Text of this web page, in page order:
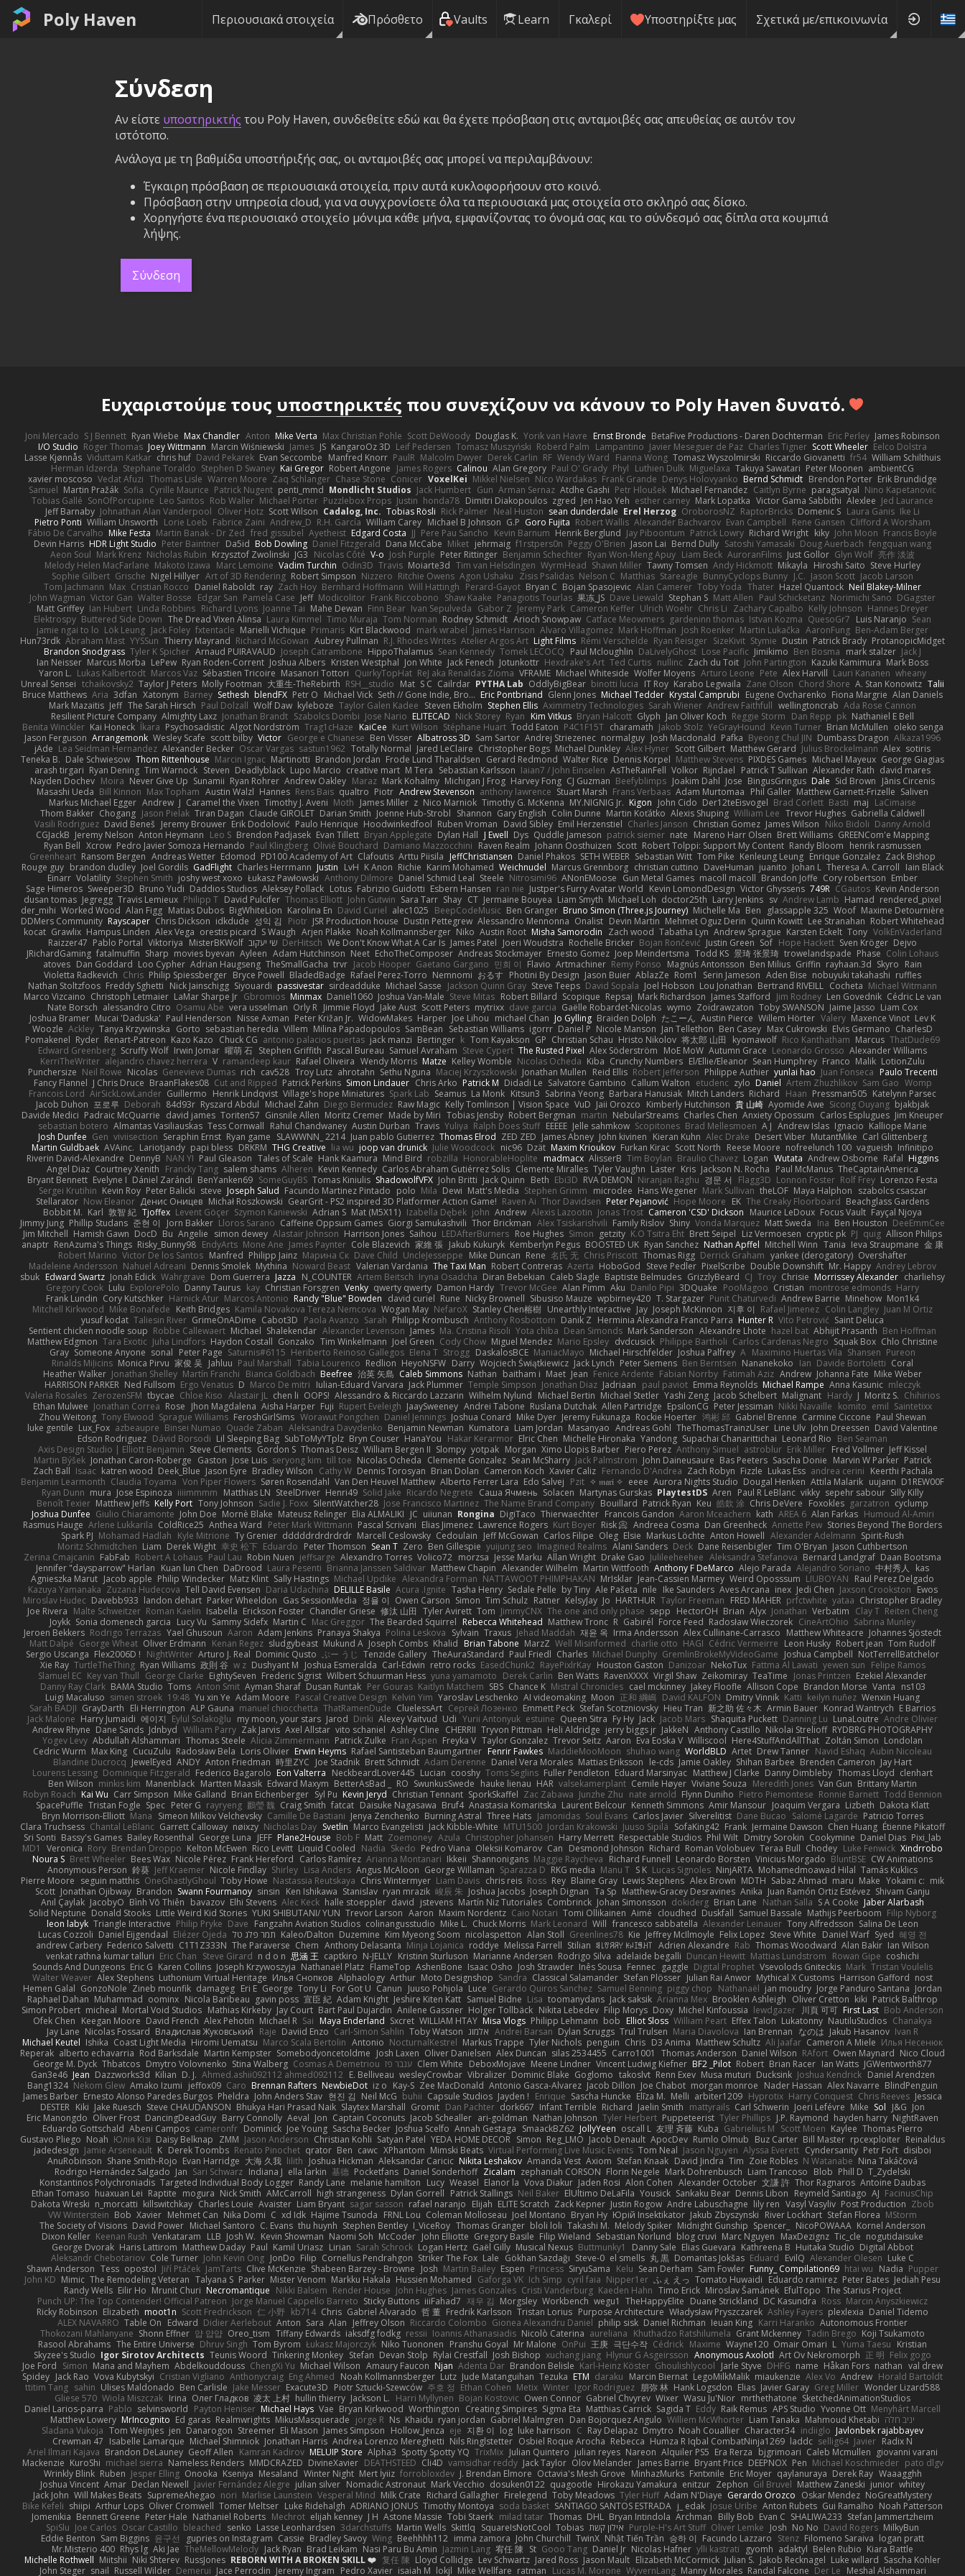
Poly Haven Περιουσιακά στοιχεία Πρόσθετο Vaults Learn Γκαλερί Υποστηρίξτε μας Σχετικά με/επικοινωνία
Σύνδεση
Αν είστε υποστηρικτής του Poly Haven, συνδεθείτε εδώ και θα έχετε πρόσβαση στις ανταμοιβές σας απευθείας σε αυτόν τον
ιστότοπο.
Ανάλογα με τη βαθμίδα υποστήριξής σας, οι ανταμοιβές σας μπορεί να περιλαμβάνουν:
Έγκαιρη πρόσβαση σε περιουσιακά στοιχεία, πριν αυτά κυκλοφορήσουν στο κοινό.
Πρόσβαση στην υπηρεσία cloud, για να συγχρονίσετε όλα τα περιουσιακά μας στοιχεία στο σκληρό σας δίσκο.
Χορηγήστε ένα περιουσιακό στοιχείο μόνιμα κάθε μήνα, εμφανίζοντας το όνομά σας και το σύνδεσμό σας δίπλα στα κουμπιά
λήψης.
Σύνδεση
Ευχαριστούμε τους υποστηρικτές που συνεχίζουν να κάνουν το Poly Haven δυνατό.
Joni Mercado S J Bennett Ryan Wiebe Max Chandler Anton Mike Verta Max Christian Pohle Scott DeWoody Douglas K. Yorik van Havre Ernst Bronde BetaFive Productions - Daren Dochterman Eric Perley James Robinson
I/O Studio Roger Thomas Joey Wittmann Marcin Wiśniewski James JS KangaroOz 3D Leif Pedersen Tomasz Muszyński Roberd Palm Lampantino Javier Meseguer de Paz Charles Tigner Scott Wheeler Eelco Dolstra
Lasse Kjønnås Viduttam Katkar chris huf David Pekarek Evan Seccombe Manfred Knorr PaulR Malcolm Dwyer Derek Carlin RF Wendy Ward Fianna Wong Tomasz Wyszolmirski Riccardo Giovanetti fr54 William Schilthuis
Herman Idzerda Stephane Toraldo Stephen D Swaney Kai Gregor Robert Angone James Rogers Calinou Alan Gregory Paul O' Grady Phyl Luthien Dulk Miguelaxa Takuya Sawatari Peter Moonen ambientCG
xavier moscoso Vedat Afuzi Thomas Lisle Warren Moore Zaq Schlanger Chase Stone Conicer VoxelKei Mikkel Nielsen Nico Wardakas Frank Grande Denys Holovyanko Bernd Schmidt Brendon Porter Erik Brundidge
Samuel Martin Pražák Sofia Cyrille Maurice Patrick Nugent penti_mmd Mondlicht Studios Jack Humbert Gun Arman Sernaz Atdhe Gashi Petr Hloušek Michael Fernandez Caitlyn Byrne paragsatyal Nino Kapetanovic
Tobias Gallé SonOfPorcupine Leo Santos Rob Waller Michael Porter Puzzlebox Props Justin honda78 Dimitri Diakopoulos zgred Jen Hao Yeh esther carney Mark Lopatka Victor Gama Sabbithi Alexlee Jed Laurance
Jeff Barnaby Johnathan Alan Vanderpool Oliver Hotz Scott Wilson Cadalog, Inc. Tobias Rösli Rick Palmer Neal Huston sean dunderdale Erel Herzog OroborosNZ RaptorBricks Domenic S Laura Ganis Ike Li
Pietro Ponti William Unsworth Lorie Loeb Fabrice Zaini Andrew_D R.H. García William Carey Michael B Johnson G.P Goro Fujita Robert Wallis Alexander Bachvarov Evan Campbell Rene Gansen Clifford A Worsham
Fábio De Carvalho Mike Festa Martin Banak - Dr Zed fred gissubel Ayetheist Edgard Costa JJ Pere Pau Sancho Kevin Barnum Henrik Berglund Jay Piboontum Patrick Lowry Richard Wright kiky John Moon Francis Boyle
Devin Harris HDR Light Studio Peter Baintner Da5id Bob Dowling Daniel Fitzgerald Dana McCabe Miket jehrmaig f1rstpers0n Peggy O'Brien Jason Lai Bernd Dully Satoshi Yamasaki Doug Auerbach fengquan wang
Aeon Soul Mark Krenz Nicholas Rubin Krzysztof Zwolinski JG3 Nicolas Côté V-o Josh Purple Peter Rittinger Benjamin Schechter Ryan Won-Meng Apuy Liam Beck AuroranFilms Just Gollor Glyn Wolf 亮作 淡波
Melody Helen MacFarlane Makoto Izawa Marc Lemoine Vadim Turchin Odin3D Travis Moiarte3d Tim van Helsdingen WyrmHead Shawn Miller Tawny Tomsen Andy Hickmott Mikayla Hiroshi Saito Steve Hurley
Sophie Gilbert Grische Nigel Hillyer Art of 3D Rendering Robert Simpson Nizzero Ritchie Owens Agon Ushaku Zisis Psalidas Nelson C Matthias Stareagle BunnyCyclops Bunny J.C. Jason Scott Jacob Larson
Tom Jachmann Max Cristian Rocco Daniel Raboldt ray Zach Hoy Bernhard Hoffmann Will Hattingh Perard-Gayot Bryan C Bojan Spasojevic Alan Camerer Toby Yoda Thater Hazel Quantock Neil Blakey-Milner
John Wagman Victor Gan Walter Bosse Edgar San Pamela Case Jeff Modicolitor Frank Riccobono Shaw Kaake Panagiotis Tourlas 果冻_JS Dave Liewald Stephan S Matt Allen Paul Schicketanz Norimichi Sano DGagster
Matt Griffey Ian Hubert Linda Robbins Richard Lyons Joanne Tai Mahe Dewan Finn Bear Ivan Sepulveda Gabor Z Jeremy Park Cameron Keffer Ulrich Woehr Chris Li Zachary Capalbo Kelly Johnson Hannes Dreyer
Elektrospy Buttered Side Down The Dread Vixen Alinsa Laura Kimmel Timo Muraja Tom Norman Rodney Schmidt Arioch Snowpaw Catface Meowmers gardeninn thomas Istvan Kozma QuesoGr7 Luis Naranjo Sean
jamie ngai to lo Lök Leung Jack Foley fxtentacle Marielli Vichique Primaris Kirt Blackwood mark wrabel James Harrison Alvaro Villagomez Mark Hoffman Josh Roenker Martin Lukačka AaronFung Ben-Adam Berger
Hun73rdk Abraham Mast YYSSun Thierry Mayrand Richard McGowan Aubrey Pullman R.J. Rhodes Writes Atelier Argos Art Light Films Rémi Verschelde Ryan Reisiger SizeKivit Stymie Dustin Patrick Brady ProtanopicMidget
Brandon Snodgrass Tyler K Spicher Arnaud PUIRAVAUD Joseph Catrambone HippoThalamus Sean Kennedy Tomek LECOCQ Paul Mcloughlin DaLivelyGhost Lose Pacific Jimikimo Ben Bosma mark stalzer Jack J
Ian Neisser Marcus Morba LePew Ryan Roden-Corrent Joshua Albers Kristen Westphal Jon White Jack Fenech Jotunkottr Hexdrake's Art Ted Curtis nullinc Zach du Toit John Partington Kazuki Kamimura Mark Boss
Yaron L. Lukas Kalbertodt Marcos Vaz Sébastien Tricoire Masanori Tottori QuirkyTopHat ReJ aka Renaldas Zioma VFRAME Michael Whiteside Wolfer Moyens Arturo Leone Pete Alex Harvill Lauri Kananen wheany
Unreal Sensei tchaikovsky2 Taylor J Peters Molly Footman 大重生-TheRebirth RSH__studio Mat S C Cailrdar PYTHA Lab OddlyBigBear binotti lucia IT Roy Karabo Legwaila Zane Olson Chord Shore A. Stan Konowitz Talii
Bruce Matthews Aria 3dfan Xatonym Barney Sethesh blendFX Petr O Michael Vick Seth // Gone Indie, Bro... Eric Pontbriand Glenn Jones Michael Tedder Krystal Camprubi Eugene Ovcharenko Fiona Margrie Alan Daniels
Mark Mazaitis Jeff The Sarah Hirsch Paul Dolzall Wolf Daw kyleboze Taylor Galen Kadee Steven Ekholm Stephen Ellis Aximmetry Technologies Sarah Wiener Andrew Faithfull wellingtoncrab Ada Rose Cannon
Resilient Picture Company Almighty Laxz Jonathan Brandt Szabolcs Dombi Jose Nario ELITECAD Nick Storey Ryan Kim Vitkus Bryan Halcott Glyph Jan Oliver Koch Reggie Storm Dan Repp pk Nathaniel E Bell
Benita Winckler Kai Honeck Íkara Psychosadistic Algot Nordström Trag1cHaze KaiCee Kurt Wilson Stéphane Huart Todd Eaton P4C1F15T charamath Jakob Stolz YeGrayHound Kevin Turner Brian McMullen oleko senga
Jason Ferguson Arrangemonk Wesley Scafe scott bilby Victor George e Chianese Ben Visser Albatross 3D Sam Sartor Andrej Striezenec normalguy Josh Macdonald Pafka Byeong Chul JIN Dumbass Dragon Alkaza1996
jAde Lea Seidman Hernandez Alexander Becker Oscar Vargas sastun1962 Totally Normal Jared LeClaire Christopher Bogs Michael Dunkley Alex Hyner Scott Gilbert Matthew Gerard Julius Brockelmann Alex sotiris
Teneka B. Dale Schwiesow Thom Rittenhouse Marcin Ignac Martinotti Brandon Jordan Frode Lund Tharaldsen Gerard Redmond Walter Rice Dennis Korpel Matthew Stevens PIXDES Games Michael Mayeux George Giagias
arash tirgari Ryan Dening Tim Warnock Steven Deadlyblack Lupo Marcio creative mart M Tera Sebastian Karlsson Iaian7 / John Einselen AsTheRainFell Volkor Rijndael Patrick T Sullivan Alexander Rath david mares
Nayden Dochev Moira Never Give Up Sunamii Ryan Rohrer Andrew Oakley Maraz Mark Kohalmy Michigan J Frog Harvey Fong CJ Guzman Beefyblimps Joakim Dahl Jose BingusGringus Dale Sid Brown Jānis Circenis
Masashi Ueda Bill Kinnon Max Topham Austin Walzl Hannes Rens Bais qualtro Piotr Andrew Stevenson anthony lawrence Stuart Marsh Frans Verbaas Adam Murtomaa Phil Galler Matthew Garnett-Frizelle Saliven
Markus Michael Egger Andrew J Caramel the Vixen Timothy J. Aveni Moth James Miller z Nico Marniok Timothy G. McKenna MY.NIGNIG Jr. Kigon John Cido Der12teEisvogel Brad Corlett Basti maj LaCimaise
Thom Bakker Chogang Jason Pielak Tiran Dagan Claude GIROLET Darian Smith Joenne Hub-Strobl Shannon Gary English Colin Dunne Martin Koťátko Alexis Shuping William Lee Trevor Hughes Gabriella Caldwell
Vasili Rodriguez David Beneš Jeremy Brouwer Erik Dodolović Paulo Henrique Hoodwinkedfool Ruben Vroman David Sibley Emil Herzenstiel Charles Janson Christian Gomez James Wilson Niko Bidoli Danny Arnold
CGJackB Jeremy Nelson Anton Heymann Leo S Brendon Padjasek Evan Tillett Bryan Applegate Dylan Hall J Ewell Dys Quddle Jameson patrick siemer nate Mareno Harr Olsen Brett Williams GREENCom'e Mapping
Ryan Bell Xcrow Pedro Javier Somoza Hernando Paul Klingberg Olivié Bouchard Damiano Mazzocchini Raven Realm Johann Oosthuizen Scott Robert Tolppi: Support My Content Randy Bloom henrik rasmussen
Greenheart Ransom Bergen Andreas Wetter Edomod PD100 Academy of Art Clafoutis Arttu Piisila JeffChristiansen Daniel Phakos SETH WEBER Sebastian Witt Tom Pike Kenleung Leung Enrique Gonzalez Zack Bishop
Rouge guy brandon dudley Joel Gordils GadFlight Charles Herrmann Justin LvH K Anon Richie Karim Mohamed Weichnudel Marcus Grennborg christian cuttino DaveHuman juanito Johan L Theresa A. Carroll Iain Black
Einarr Volatility Stephen Smith joshy west xoxo Łukasz Pawłowski Anthony Dilmore Daniel Schmid Leal Steele Nitrosimi96 ANonEMoose Gun Metal Games macoll macoll Brandon Joffe Cory robertson Ember
Sage Himeros Sweeper3D Bruno Yudi Daddios Studios Aleksey Pollack Lotus Fabrizio Guidotti Esbern Hansen ran nie Justper's Furry Avatar World Kevin LomondDesign Victor Ghyssens 749R CGautos Kevin Anderson
dusan tomas Jegregg Travis Lemieux Philipp T David Pulcifer Thomas Elliott John Gutwin Sara Tarr Shay CT Jermaine Bouyea Liam Smyth Michael Loh doctor25th Larry Jenkins sv Andrew Lamb Hamad rendered_pixel
der_mihi Worked Wood Alan Figg Matias Dubos BigWhiteLion Karolina En David Curiel alec1025 BeepCodeMusic Ben Granger Bruno Simon (Three.js Journey) Michelle Ma Ben glassapple 325 Woof Maxime Detournière
DDMers Community Rayscaper Chris Dickson idkdude 성익 김 Piotr JSR Production house Dustin Pettegrew Alessandro Mennonna Onalist Devin Martin Mehmet Oguz Derin Quinn Kowitt Lee Stranahan Robert Whitehead
kocat Grawlix Hampus Linden Alex Vega orestis picard S Waugh Arjen Plakke Noah Kollmannsberger Niko Austin Root Misha Samorodin Zach wood Tabatha Lyn Andrew Sprague Karsten Eckelt Tony VolkEnVaderland
Raizzer47 Pablo Portal Viktoriya MisterBKWolf שי יעקוב DerHitsch We Don't Know What A Car Is James Patel Joeri Woudstra Rochelle Bricker Bojan Rončević Justin Green Sof Hope Hackett Sven Kröger Dejvo
JRichardGaming fatalmuffin Sharp movies byevan Ayleen Adam Hutchinson Neet EchoTheComposer Andreas Stockmayer Ernesto Gomez Joep Meindertsma Todd KS 景琦 张景琦 trowelandspade Phase Colin Lohaus
atoves Dan Goddard Loo Cypher Adrian Haugseng TheSmallGacha trvr Jacob Hooper Gaetano Gargano 민희 이 Flavio Artmachiner Remy Ponso Magnús Antonsson Ben Milius Griffin rayhaan.3d Skyro Rain
Violetta Radkevich Chris Philip Spiessberger Bryce Powell BladedBadge Rafael Perez-Torro Nemnomi おるす Photini By Design Jason Buier AblazZe Rom1 Serin Jameson Aden Bise nobuyuki takahashi ruffles
Nathan Stoltzfoos Freddy Sghetti Nick Jainschigg Siyouardi passivestar sirdeadduke Michael Sasse Jackson Quinn Gray Steve Teeps David Sopala Joel Hobson Lou Jonathan Bertrand RIVEILL Cocheta Michael Witmann
Marco Vizcaino Christoph Letmaier LaMar Sharpe Jr Gbromios Minmax Daniel1060 Joshua Van-Male Steve Mitas Robert Billard Scopique Repsaj Mark Richardson James Stafford Jim Rodney Len Govednik Cédric Le van
Nate Borsch alessandro Citro Osamu Abe vera usselman Orly R Jimmie Floyd Jake Aust Scott Peters mytrixx dave garcia Gaëlle Robardet-Nicolas wymo Zoidrawzaton Toby SWANSON Jaime Jasso Liam Cox
Joshua Bramer Mucai 'Daduska' Paul Henderson Nisse Axman Peter Križan Jr. WidowMakes Harper Joe Lihou michael Chan Jo Gylling Braiden Dolph たこーん Austin Pierce Willem Hörter Valery Maxence Vinot Lev K
Woozle Ackley Tanya Krzywinska Gorto sebastian heredia Villem Milina Papadopoulos SamBean Sebastian Williams igorrr Daniel P Nicole Manson Jan Tellethon Ben Casey Max Cukrowski Elvis Germano CharlesD
Pomakenel Ryder Renart-Patreon Kazo Kazo Chuck CG antonio palacios puertas jack manzi Bertinger k Tom Kayakson GP Christian Schau Hristo Nikolov 将太郎 山田 kyomawolf Rico Kanthatham Marcus ThatDude69
Edward Greenberg Scruffy Wolf Irwin Jomar 曜萌 石 Stephen Griffith Pascal Bureau Samuel Avraham Steve Cypert The Rusted Pixel Alex Söderström MoE MoW Autumn Grace Leonardo Grosso Alexander Williams
KerriTheWriter alejandro chavez herrera V ramandeep kaur Rafael Oliveira Wendy Morris Matze Kelley Womble Nicolas Ocheda Kiba Crunchy Numbers El/Ellie/Eleanor Sean Humphrey Franco Malik LotionZulu
Punchersize Neil Rowe Nicolas Genevieve Dumas rich cav528 Troy Lutz ahrotahn Sethu Nguna Maciej Krzyszkowski Jonathan Mullen Reid Ellis Robert Jefferson Philippe Authier yunlai hao Juan Fonseca Paulo Trecenti
Fancy Flannel J Chris Druce BraanFlakes08 Cut and Ripped Patrick Perkins Simon Lindauer Chris Arko Patrick M Didadi Le Salvatore Gambino Callum Walton etudenc zylo Daniel Artem Zhuzhlikov Sam Gao Womp
Francois Lord AirSickLowLander Guillermo Henrik Lindqvist Village's hope Miniatures Spark Lab Seamus La Monk Kitsun3 Sabrina Yeong Barbara Hanusiak Mitch Landers Richard Haan Pressman505 Katelynn Parsec
Jacob Duhon 포로루 Deborah 84d93r Ryszard Abdul Michael Zahn Diego Bermudez Raw Magic Kelly Tomlinson | Vision Space VuD Jaii Orozco Kimberly Hutchinson 貴 山崎 Ayomide Awe Sicong Ouyang bjakbjak
Davide Medici Padraic McQuarrie david james Toriten57 Ginsnile Allen Moritz Cremer Made by Miri Tobias Jensby Robert Bergman martin NebularStreams Charles Chen Anxiety Opossum Carlos Esplugues Jim Kneuper
sebastian botero Almantas Vasiliauskas Tess Cornwall Rahul Chandwaney Austin Durban Travis Yuliya Ralph Does Stuff EEEEE Jelle sahmkow Scopitones Brad Mellesmoen A J Andrew Islas Ignacio Kalliope Marie
Josh Dunfee Gen viviisection Seraphin Ernst Ryan game SLAWWNN_ 2214 Juan pablo Gutierrez Thomas Elrod ZED ZED James Abney John kivinen Kieran Kuhn Alec Drake Desert Viber MutantMike Carl Glittenberg
Martin Guldbaek AVAinc. Lariotjandy papi bless DRKRM THG Creative lia wu joop van drunick Julie Woodcock nic96 Dzät Maxim Krioukov Furkan Kirac Scott North Reese Moore nofreelunch 100 vagueish Infinitipo
Riverin David-Alexandre DennyB NAN YI Paul Gleason Tales of Scale Hank Kaamura Mind Bird robzilla HonorableHoplite madmacx AlisserB Tim Boylan Braulio Chavez Logan Wutata Andrew Osborne Rafal Higgins
Angel Diaz Courtney Xenith Francky Tang salem shams Alheren Kevin Kennedy Carlos Abraham Gutiérrez Solis Clemente Miralles Tyler Vaughn Laster Kris Jackson N. Rocha Paul McManus TheCaptainAmerica
Bryant Bennett Evelyne I Dániel Zarándi BenYanken69 SomeGuyBS Tomas Kiniulis ShadowolfVFX John Britti Jack Quinn Beth Ebi3D RVA DEMON Niranjan Raghu 경문 서 Flagg3D Lonnon Foster Rolf Frey Lorenzo Festa
Sergei Krutihin Kevin Roy Peter Balicki steve Joseph Salud Facundo Martinez Pintado polo Mila Dewi Matt's Media Stephen Grimm microdee Hans Wegener Mark Sullivan theLOF Maya Halphon szabolcs csaszar
Stellarator Now Eleanor Денис Оницев Michał Roszkowski GearGrit - PS2 inspired 3D Platformer Action Game! Raven Ai Thor Davidsen Peter Pejanović Hope Moore EK The Creaky Floorboard Beachglass Gardens
Bobbit M. Karl 敦智 紀 Tjoffex Levent Göçer Szymon Kaniewski Adrian S Mat (M5X11) Izabella Dębek john Andrew Alexis Lazootin Jonas Trost Cameron 'CSD' Dickson Maurice LeDoux Focus Vault Fayçal Njoya
Jimmy Jung Phillip Studans 준현 이 Jorn Bakker Lloros Sarano Caffeine Oppsum Games Giorgi Samukashvili Thor Brickman Alex Tsiskarishvili Family Rislov Shiny Vonda Marquez Matt Sweda Ina Ben Houston DeeEmmCee
Jim Mitchell Hamish Gawn DocD Bu Angelie simon dewey Alastair Johnson Harrison Jones Saihou LEDAfterBurners Roe Hughes Simon getzity K.O Tsitra Eht Brett Seipel Liz Vermoesen cryptic pk PJ quig Allison Philips
anaptr RenAzuma's Things Risky_Bunny98 EndyArts Mone Ane James Paynter Cole Blazevich 家維 張 Jakub Kukuryk Kemberlyn Pegus BOOSTED UK Ryan Sanchez Nathan Apffel Mitchell Winn Tania Ieva Straupmane 金 康
Robert Marino Victor De los Santos Manfred Philipp Jainz Марина Ск Dave Child UncleJesseppe Mike Duncan Rene 名氏 无 Chris Priscott Thomas Rigg Derrick Graham yankee (derogatory) Overshafter
Madeleine Andersson Nahuel Adreani Dennis Smolek Mythina Noward Beast Valerian Vardania The Taxi Man Robert Contreras Azerta HoboGod Steve Pedler PixelScribe Double Downshift Mr. Happy Andrey Lebrov
sbuk Edward Swartz Jonah Edick Wahrgrave Dom Guerrera Jazza N_COUNTER Artem Beitsch Iryna Osadcha Diran Bebekian Caleb Slagle Baptiste Belmudes GrizzlyBeard CJ Troy Chrisie Morrissey Alexander charliehsy
Gregory Cook Lulu ExplorePolo Danny Taurus kay Christian Forsgren Venky qwerty qwerty Damon Hardy Trevor McGee Alan Pimm Aku Danilo Pipi 3DQuake PooMagoo Cristian montrose edmonds Harry
Frank Lundin Cory Kutschker Harnick Atur Marcos Antonio Randy "Blue" Bowden david curiel Rune Nicky Brownell Sibusiso Mauze wpbirney420 T. Stargazer Punit Chaturvedi Andrew Barrie Minehow Mon1k4
Mitchell Kirkwood Mike Bonafede Keith Bridges Kamila Novakova Tereza Nemcova Wogan May NefaroX Stanley Chen榕樹 Unearthly Interactive Jay Joseph McKinnon 지후 이 Rafael Jimenez Colin Langley Juan M Ortiz
yusuf kodat Taliesin River GrimeOnADime Cabot3D Paola Avanzo Sarah Philipp Krombusch Anthony Rosbottom Danik Z Herminia Alexandra Franco Parra Hunter R Vito Petrović Saint Deluca
Sentient chicken noodle soup Robbe Callewaert Michael Shalekendar Alexander Levenson James Ma. Cristina Risoli Yota chiba Dean Simonds Mark Sanderson Alexandre Lhote hazel bat Abhijit Prasanth Ben Hoffman
Matthew Edgmon Tara Exotic Juha Lindfors Haydon Costall Gonzako Tim Winkelmann Joel Green Cody Chow Miguel Mendez Mario Epsley dvdcusick Philippe Bartholi Carlos Cardenas Negro Squak Box Chlo Christine
Gray Someone Anyone sonal Peter Page Saturnis#6115 Heriberto Reinoso Gallegos Elena T Strogg DaskalosBCE ManiacMayo Michael Hirschfelder Joshua Palfrey A Maximino Huertas Vila Shansen Pureon
Rinalds Miļicins Monica Pirvu 家俊 吴 Jahluu Paul Marshall Tabia Lourenco Redlion HeyoNSFW Darry Wojciech Świątkiewicz Jack Lynch Peter Siemens Ben Berntsen Nananekoko Ian Davide Bortoletti Coral
Heather Walker Jonathan Shelley Martín Franchi Bianca Goldbach Beefree 治英 矢島 Caleb Simmons Nathan baitham i Maet Jean Fenice Ardente Fabian Norrby Fatimah Aziz Andrew Johanna Fate Mike Weber
HARRISON PARKER Ned Fullsom Ergo Venatus D Marco De mitri Iulian-Eduard Varvara Jack Plummer Temple Simpson Jonathan Diaz Jadriaan paul paviot Emma Reynolds Michael Rampe Anna Kasunic mleczyk
Valeria Rosales ZerozenSFM tbycae Chloe Kiso Alastair JL chen li OOPS! Alessandro & Riccardo Lazzarin Wilhelm Nylund Michael Bertin Michael Stetler Yashi Zeng Jacob Schelbert Malignant Hardy J Moritz S. Chihirios
Ethan Mulwee Jonathan Correa Rose Jhon Magdalena Aisha Harper Fuji Rupert Eveleigh JaaySweeney Andrei Tabone Ruslana Dutchak Allen Partridge EpsilonCG Peter Jessiman Nikki Navaille komito emil Saintetixx
Zhou Weitong Tony Elwood Sprague Williams FeroshGirlSims Worawut Pongchen Daniel Jennings Joshua Conard Mike Dyer Jeremy Fukunaga Rockie Hoerter 鸿彬 邱 Gabriel Brenne Carmine Ciccone Paul Shewan
luke gentile Lux_Fox azbeaupre Binsei Numao Quade Zaban Aleksandra Davydenko Benjamin Newman Kumatora Liam Jordan Masanyao Andreas Gohl TheThomasTrainzUser Line Ulv John Dreessen David Valentine
Edson Rodriguez Dávid Borsodi Lil Sleeping Bag SubToMyYTplz Bryn Couser HanaYou Hakar Kerarmor Elric Chen Michelle Hironaka Yandong Supachai Chanarittichai Leonard Rio Ben Seaman
Axis Design Studio | Elliott Benjamin Steve Clements Gordon S Thomas Deisz William Bergen II Slompy yotpak Morgan Ximo Llopis Barber Piero Perez Anthony Simuel astroblur Erik Miller Fred Vollmer Jeff Kissel
Martin Býšek Jonathan Caron-Roberge Gaston Jose Luis seryong kim till toe Nicolas Ocheda Clemente Gonzalez Sean McSharry Jack Palmstrom John Daineusaure Bas Peeters Sascha Donie Marvin W Parker Patrick
Zach Ball Isaac katren wood Deek_Blue Jason Eyre Bradley Wilson Cathy W Dennis Torosyan Brian Dolan Cameron Koch Xavier Caliz Fernando D'Andrea Zach Robyn Fizzle Lukas Ess andrea cerini Keerthi Pachala
Benjamin Learmonth Claudia Toyama Von Piper Flowers Søren Rosendahl Van Den Heuvel Matthew Alberto Ferrer Lara Edo Salvej Pzit ✧ 𝔪𝔞𝔯𝔦 ✧ eeee Aurora Nights Studio Dougal Henken Attila Malarik uujann D1REW00F
Ryan Dunn mura Jose Espinoza iiiimmmm Matthias LN SteelDriver Henri49 Solid Jake Ricardo Negrete Саша Ячмень Solacen Martynas Gurskas PlaytestDS Aren Paul R LeBlanc vikky sepehr sabour Silly Killy
Benoît Texier Matthew Jeffs Kelly Port Tony Johnson Sadie J. Foxx SilentWatcher28 Jose Francisco Martinez The Name Brand Company Bouillard Patrick Ryan Keu 皓欽 涂 Chris DeVere Foxokles garzatron cyclump
Joshua Dunfee Giulio Chiaramonte John Doe Mornè Blake Mateusz Relinger Elia ALMALIKI JC uiiunan Rongina DigiTaco Thierwaechter Francois Gandon Aaron Mceachern kath AREA 6 Alan Farkas Humoud Al-Amiri
Rasmus Hauge Arlene Lukkarila ColdRice25 Anthea Ward Peter Mark Wittmann Pascal Scrivani Elias Jimenez Lawrence Rogers Kurt Boyer Risk 📀 Andreea Cosma Dan Greenheck Annette Pew Stories Beyond The Borders
Spark PJ Mohamad Hadlah Kyle Mitrione Ty Grenier dddddrdrdrdrdr Marcell Ceslowsky Cedoulain Jeff McGowan Carlos Filipe Oleg Elsie Markus Löchte Anton Howell Alexander Adelmann Spirit-Rush
Moritz Schmidtchen Liam Derek Wight 幸史 松下 Eduardo Peter Thomson Sean T Zero Ben Gillespie yuijung seo Imagined Realms Alani Sanders Deck Dane Reisenbigler Tim O'Bryan Jason Cuthbertson
Zerina Cmajcanin FabFab Robert A Lohaus Paul Lau Robin Nuen jeffsarge Alexandro Torres Volico72 morzsa Jesse Marku Allan Wright Drake Gao Julileeheehee Aleksandra Stefanova Bernard Landgraf Daan Bootsma
Jennifer "daysparrow" Harlan Kuan lun Chen DaDrood Laura Pesenti Brianna Janssen Saldivar Matthew Chapin Alexander Wilhelm Martin Wittfooth Anthony F DeMarco Alejo Parada Alejandro Soriano 中村秀人
kas
Agnieszka Marut Jacob apple Philip Windecker Matz Klint Sally Hastings Michael Updike Alexandra Forman NATTAWOOT PHIMPHAKAN MrIsklar Jean-Cassien Marmey Weird Oposssum LIUBOYAN Raul Perez Delgado
Kazuya Yamanaka Zuzana Hudecova Tell David Evensen Daria Udachina DELILLE Basile Acura .Ignite Tasha Henry Sedale Pelle by Tiny Ale Pašeta nile Ike Saunders Aves Arcana inex Jedi Chen Jaxson Crookston Ewos
Miroslav Hudec Davebb933 landon dehart Parker Wheeldon Gas SessionMedia 정율 이 Owen Carson Simon Tim Schulz Ratner KelsyJay Jo HARTHUR Taylor Freeman FRED MAHER prfctwhite yataa Christopher Bradley
Joe Rivera Malte Schweitzer Roman Kaelin Isabella Erickson Foster Chandler Griese 修汰 山田 Tyler Avirett Tom JimmyCNX The one and only phase sepp HectorOH Brian Alyx Jonathan Verbatim Clay T Reiten Cheng
Joykk Sonia domenech garcia Lucy Vu Sammy Sidefx Martin C Mac Greggor The Bearded Squirrel Rebecca Whitehead Matthew Tronc R Gabirél Force Feed Radosław Wieczorek CineArtOhio Sabrina Munley
Jeroen Bekkers Rodrigo Terrazas Yael Ghusoun Aaron Adam Jenkins Pranaya Shakya Polina Leskova Sylvain Traxus Jehad Maddah 재윤 옥 Irma Andersson Alex Cullinane-Carrasco Matthew Whiteacre Johannes Sjöstedt
Matt Dalpé George Wheat Oliver Erdmann Kenan Regez sludgybeast Mukund A Joseph Combs Khalid Brian Tabone MarzZ Well Misinformed charlie otto HAGI Cédric Vermeirre Leon Husky Robert jean Tom Rudolf
Sergio Uscanga Flex2006D ! NightWriter Arturo J. Real Dominic Qusto ぶー うじ Tenzide Gallery TheAuraStandard Paul Friedl Charles Michael Dunphy GremlinBrokeMyVideoGame Joshua Campbell NotTerrellBatchelor
Xie Ray TurtleTheThing Ryan Williams 政則 谷 w z Dushyant M Joshua Esmeralda Carl-Edwin retro rocks EasedChunk2 RayePixlrKay Houston Gaston Danizoar NekoTux Fattma Al Lawati yewen sun Felipe Ramos
Slamuel EC Key van Thull George Clarke EightySeven Frederic Sigrist Wilbert Schuurman Hess yuna yamamoto Derek Carlin Ben Watts RavenXXXX Virgil Shaw Zeikomiray TeaTime Jonas Printzen Ezekiel Alexander
Danny Ray Clark BAMA Studio Toms Anton Smit Ayman Sharaf Dusan Runtak Per Gouras Kaitlyn Matchem SBS Chance K Mistral Chronicles cael mckinney Jakey Floofle Allison Cope Brandon Morse Vanta ns103
Luigi Macaluso simen stroek 19:48 Yu xin Ye Adam Moore Pascal Creative Design Kelvin Yim Yaroslav Leschenko AI videomaking Moon 正和 綱嶋 David KALFON Dmitry Vinnik Katti keilyn nuñez Wenxin Huang
Sarah BADJI GrayDarth Eli Herrington ALP Gauna manuel chiocchetta ThatRamenDude CluelessArt Cергей Лозенко Emmett Peck Stefan Scotzniovsky Hieu Tran 新之助 佐々木 Armin Bauer Konrad Wantrych E Barrios
Jack Malone Harry Jumaidi 에이지 Eylül Solakoğlu my moon, your stars Jarod Dinki Alexey Vaitvud Udi Yurii Antonyuk estuine Queen Sitra Fy Hy Jack Jacob Mars Shaquita Puckett Danning Lu LunaLoutre Andre Olivier
Andrew Rhyne Dane Sands Jdnbyd William Parry Zak Jarvis Axel Allstar vito schaniel Ashley Cline CHERRII Tryvon Pittman Heli Aldridge jerry biggs jr JakkeN Anthony Castillo Nikolai Strelioff RYDBRG PHOTOGRAPHY
Yogev Levy Abdullah Alshammari Thomas Steele Alicia Zimmermann Patrick Zulke Fran Aspen Freyka V Taylor Gonzalez Trevor Seitz Aaron Eva Eoska V Williscool Here4StuffAndAllThat Zoltán Simon Londolan
Cedric Wurm Max King CucuZulu Radosław Bela Loris Olivier Erwin Heyms Rafael Santisteban Baumgartner Fenrir Fawkes MaddieMooMoon shuhao wang WorldBLD Artet Drew Tanner Navid Eshaq Aubin Nicoleau
Blandine Ducrocq JewelEyed ANDY Anton Friedman 時里ZYC Joe Stadnik Brett Schmidt Adam Derenne Daniel Vera Morales Mattias Eriksson le-cds Jamie Oakley Shihan Barbee Brenden Cameron Jay Hart
Lourens Lessing Dominique Fitzgerald Federico Bagarolo Eon Valterra NeckbeardLover445 Lucian cooshy Toms Seglins Fuller Pendleton Eduard Marsinyac Matthew J Clarke Danny Dimbleby Thomas Lloyd clenhart
Ben Wilson minkis kim Manenblack Martten Maasik Edward Maxym BetterAsBad _ RO SwunkusSwede hauke lienau HAR valsekamerplant Cemile Høyer Viviane Souza Meredith Jones Van Gun Brittany Martin
Robyn Roach Kai Wu Carr Simpson Mike Galland Brian Eichenberger Syl Pu Kevin Jeryd Christian Tennant SporkSkaffel Zac Zabawa Junzhe Zhu nate arnold Flynn Duniho Pietro Piemontese Ronnie Barnett Todd Bennion
SpacePuffle Tristan Fogle Spec Peter G rayryeng 鸝瑩 魏 Craig Smith fatcat Daisuke Nagasawa Bruf4 Anastasia Komaritska Laurent Belcour Kenneth Simmons Amir Mansour Joaquim Vergara Lizbeth Dakota Klatt
Bryn Morrison-Elliott Mana Simeon Milkov Velchevsky Camille De Bastiani Jenya Zenchenko Burning Astral Three Hats Jamonidas Soul Evans Carlos Javier Silverelitist Dane Bucao Salomé Lagarde Patricio Torres
Clara Truchsess Chantal LeBlanc Garrett Calloway nøixzy Nicholas Day Svetlin Marco Evangelisti Jack Kibble-White MTU1500 Jordan Krakowski Juuso Sipilä SofaKing42 Frank Jermaine Dawson Chen Huang Étienne Pikatoff
Sri Sonti Bassy's Games Bailey Rosenthal George Luna JEFF Plane2House Bob F Matt Zoemoney Azula Christopher Johansen Harry Merrett Respectable Studios Phil Wilt Dmitry Sorokin Cookymine Daniel Dias Pixi_lab
MD1
Veronica Rory Brendan Droppo Kelton McEwen Rico Levitt Liquid Cooled Nadia Skedo Pedro Viana Oleksii Komarov Can Desmond Johnson Richard Roman Volobuev Teraa Bull Chodey Luke Fenwick Xindrrobo
Noura S Brett Wheeler Bees Wax Nicole Pérez Frank Hereford Carlos Ramírez Arianna Montanari Ikkeii Shannonigans Maggie Raycheva Richard Funnell Leonardo Borsten Vinicius Morgado BluntBSE CW Animations
Anonymous Person 鈴葵 Jeff Kraemer Nicole Findlay Shirley Lisa Anders Angus McAloon George Willaman Sparazza D RKG media Manu T S K Lucas Signoles NinjARTA Mohamedmoawad Hilal Tamás Kuklics
Pierre Moore seguin matthis OneGhastlyGhoul Toby Howe Nastassia Reutskaya Chris Wintermyer Liam Davis chris reis Ross Rey Blaine Gray Lewis Stephens Alex Brown MDTH Sabaz Ahmad maru Make Yokami c: mik
Scott Jonathan Ojibway Brandon Swann Fourmanoy sinsin Ken Ishikawa Stanislav ryan mrazik 峻辰 朱 Joshua Jacobs Joseph Dignan Ta Sp Matthew-Gracey Desravines Anika Juan Ramón Ortiz Estévez Shivam Ganju
Anıl Çaylak JacobyO Bình Võ Thiên bavazov Elhi Stevens Alec Keck halle stoeppler david jstevens Martín Niz Tutoriales Combrinck Johan Simonsson dokiderg Brian Lane Nathan Salla S A Cooke Jaber Alarbash
Solid Neptune Donald Stooks Little Weird Kid Stories YUKI SHIBUTANI/ YUN Trevor Larson Aaron Maxim Nordentz Caio Notari Tomi Ollikainen Aimé cloudhed Duskfall Samuel Bassale Mathijs Peerboom Filip Nyborg
leon labyk Triangle Interactive Philip Pryke Dave Fangzahn Aviation Studios colinangusstudio Mike L. Chuck Morris Mark Leonard Will francesco sabbatella Alexander Leinauer Tony Alfredsson Salina De Leon
Lucas Cozzoli Daniel Eijgendaal Eliézer Ojeda תמר פלג טל Kaleo/Dalton Duzemine Kim Myeong Soom nicolaspetton Alan Stoll Greenlines78 Kie Jeffrey McIlmoyle Felix Lopez Steve White Daniel Warf Syed 혜영 전
andrew Carbery Federico Salvetti C1T1Z333N The Paraverse Chem Anthony Delasanta Minja Lojanica roddye Melissa Farrell Stilian ꌃ꒒ꀎꋪꋪꌩ ꀘꈤꀤꁅꃅ꓄ Adrien Alexandre Rab Thomas Woodward Alan Bakir Ian Wilson
venkat rathna kumar talluri Eric Chan Steve Girard n d o n 思涵 王 captkiro N-JELLY Kristinn Sturluson Marianne Andersen Rodrigo Silva adelaide begalli Duncan Hewitt Mattias Lundstrom Rowan Gipe coshichi
Sounds And Dungeons Eric G Karen Collins Joseph Krzywoszyja Nathanaël Platz FlameTop AshenBone Isaac Osho Josh Strawder Inês Sousa Fennec gaggle Digital Prophet Vsevolods Gniteckis Mark Tristan Voulelis
Walter Weaver Alex Stephens Luthonium Virtual Heritage Илья Снопков Alphaology Arthur Moto Designshop Sandra Classical Salamander Stefan Plösser Julian Rai Anwor Mythical X Customs Harrison Gafford nost
Hemen Galal GonzoNole Zineb mounfik damageg Eri E George Tony Li For Got U Canun Juuso Pohjola Luce Gerardo Quiros Sanchez Samuel Benning piggy chop Nathanaël jan moudry Jorge Panduro Santana Jordan
Raphael Dahan Muhammad oominx Nicola Baribeau gavin poss 宣臣 紀 Adam Knight Jeshire Kiten Katt Samuel Bidne Lisa toomanydans Jack saksik Arianna Mex Brooklen Ashleigh Oliver Cretton kiki Patrick Balthrop
Simon Probert micheal Mortal Void Studios Mathias Kirkeby Jay Court Bart Paul Dujardin Anilene Gassner Holger Tollbäck Nikita Lebedev Filip Morys Doxy Michel Kinfoussia lewdgazer 川頁 可可 First Last Bob Anderson
Ofek Chen Keegan Moore David French Alex Pehotin Michael R Sai Maya Enderland Sxcret WILLIAM HTAY Misa Vlogs Philipp Lehmann bob Elliot Sloss William Peart Effex Talon Lukatonny NautiluStudios Chanakya
Jay Lane Nicolas Fossard Владислав Жуковський Raje Daviid Enzo Carl-Simon Sahlin Toby Watson אלמוג Andrei Barsan Dylan Scruggs Trul Trulsen Maria Diavolova Ian Brennan なのは Jakub Hasanov Ivan R
Michael Keutel Ishika Coast Light Media Hiromi Uematsu Marco Scala Bertolin Antonio NocturnalKestrel Markus Trappe Tyler Nichols penguin Chris D3 Anima Matthew Schultz Ali Jaafar Cameron A Miele Илья Несенюк
Reperak alberto echavarria Rod Barksdale Martin Kempster Somebodyoncetoldme Josh Laxen Oliver Danielsen Alex Duncan silas 2534455 Carro1001 Thomas Anderson Daniel Wilson RAfort Owen Maynard Nico Cloud
George M. Dyck Thbatcos Dmytro Volovnenko Stina Walberg Cosmas A Demetriou ענבר פז Clem White DeboxMojave Meene Lindner Vincent Ludwig Kiefner BF2 _Pilot Robert Brian Racer Ian Watts JGWentworth877
Gan3e46 Jean Dazzworks3d Kilian D. J. Ahmed.ashii092112 ahmed092112 E. Belliveau wesleyCrowbar Vibralizer Dominic Blake Goglomo takoslvt Renn Exev Musa muturi Ducksink Joshua Kendrick Daniel Arendzen
Bang1324 Nekom Glew Amako Izumi jeffox09 Caro Brennan Rafters NewbieDot iz o Kay-S Zee MacDonald Antonio Gasca-Alvarez Jacob Dillon Joe Chabot morgan monroe Nader Hassan Alex Navarre BlindPenguin
James Barber Ernesto Alonso Paredes Burgos Pheldra John Anders Stav 현진 김 Neil McG buhii Capsule Studios Jayden ! Enrique Sascha Huncke Elīza M. Melli arbiter1209 Hyprotix Harry Conquest Chris Reeves Jessica
DESTER Kiki Jake Ruesch Steve CHAUDANSON Bhukya Hari Prasad Naik Slaytex Marshall Gromit Dan Pachter dork667 Infant Terrible Richard Jaelin Smith mattyrails Carl Schwerin Joeri Lefévre Mike Sol J&G Jon
Eric Manongdo Oliver Frost DancingDeadGuy Barry Connolly Aeval Jon Captain Coconuts Jacob Schealler ari-goldman Nathan Johnson Tyler Herbert Puppeteerist Tyler Phillips J.P. Raymond hayden harry NightRaven
Eduardo Gottschald Abeni Campos cameronfr Dominick Joe Young Sascha Becker Joshua Scelfo Annah Gestaga SmaackBZ62 JollyYeen oscall L 友理 斉藤 Kuba Gabrielius M Scott Moen Kaylee Thomas Pierro
Gustavo Pliego Noah Юлія Кізі Daisy Belknap ZMM Jason Anderson Christian Kohli Satyan Patel YEDA HOME DECOR Simon Reg_LMO Jacob Denault ApocDev Rumlo Olmub Buz Carter Bill Master rpcexploiter Reinaldus
jadedesign Jamie Arseneault K Derek Toombs Renato Pinochet qrator Ben cawc XPhantom Mimski Beats Virtual Performing Live Music Events Tom Neal Jason Nguyen Alyssa Everett Cyndersanity Petr Fořt disiboi
AnuRobinson Shane Smith-Rojo Evan Harridge 大海 久我 lilith Joshua Hickman Aleksandar Caricic Nikita Leshakov Amanda Vest Axiom Stefan Knaak David Jindra Tim Zoie Robles N Watanabe Nina Takáčová
Rodrigo Hernández Salgado Jan Sari Schwarz Indiana J ella larkin 基德 Pocketfans Daniel Sonderhoff Zicalam zephaniah CORSON Florin Negele Mark Dohrenbusch Liam Trancoso Blob Phill D T_Zydelski
Konstantinos Polychroniadis Targeted Individual Body Logger Randy Lane melanie hamilton Lucy Weasel Elanor la Vova Diakur Jaden Rosi Alon Cohen Alexander October 文謙 許 Thor Ragnaros Antoine Daubas
Ethan Tomaso huaxuan Lei Raptite mogura Nick Smith AMcCarroll high strangeness Dylan Gorrell Patrick Stallings Neil Baker ElUltimo DeLaFila Yousick Sankaku Bear Dennis Libon Reymeld Santiago AJ FacinusChip
Dakota Wreski n_morcatti killswitchkay Charles Louie Avaister Liam Bryant sagar sasson rafael naranjo Elijah ELITE Scratch Zack Kepner Justin Rogow Andre Labuschagne lily ren Vasyl Vasyliv Post Production Zbob
VW Winterstein Bob Xavier Mehmet Can Nika Domi C xd Idk Hajime Tsunoda FRNL Lou Coleman Molloseau Joel Montano Bryan Hy Юрій Insektikator Jakub Zbyszynski River Lockhart Stefan Florea MStorm
The Society of Visions David Power Michael Santoro C. Evans thu huynh Stephen Bentley I_ViceRoy Thomas Granger bloli loli Takashi M. Melody Spiker Midnight Gunship Spencer_ NicoPOWAAA Kornel Anderson
Dixon Keller Keenan Rush Venkataram LLB Josh W. Kevin Showman Naomi Soh McCoder John Elliotte Gregory Basile Filip Wieland Sebastian Norlund blog cruvi Marc Nguyen MaxDezignz Tic_cle nogutidaisuke
George Dvorak Haris Lattirom Matthew Daday Paul Kamil Uriasz Lirian Sarah Schrock Logan Hertz Gaël Gilly Musical Nexus Buttmunky1 Danny Sale Elias Guevara Kathreena B Huitaka Studio Digital Abbot
Aleksandr Chebotariov Cole Turner John Kevin Ong JonDo Filip Cornellus Pendrahgon Striker The Fox Lale Gökhan Sazdağı Steve-0 el smells 丸 黒 Domantas Jokšas Eduard EvilQ Alexander Olesen Luke C
Shawn Anderson Tess opostol Jiří Ptáček JamTarts Clive McKenzie Shabeen Barzey - Browne Josh Martin Bailey Espen Princess SiryuSama Kelu Sean Derham Sam Fowler Funny_ Compilation69 htai wu Nadia Pupper
John KD Mimic The Remodeling Veteran Talyana S Parker Mister Venom Markku Hakala Hussien Mohamed Gaforga VK Ich Simp cyril faia Nipper1er ふぇ えっ Tomato Huwaidi Eduardo ramirez Peter Bates Jediah Pesu
Randy Wells Eilir Ho Mrunit Churi Necromantique Nikki Balsem Render House John Hughes James Gonzales Cristi Vanderburg Kaeden Hahn Timo Erick Miroslav Šamánek EfulTopo The Starius Project
Punch UP: The Top Contender! Official Patreon Jorge Manuel Cappello Barreto Sticky Buttons iiiFahad7 재우 김 Morgsley Workbench wegu1 TheHappyElite Duane Strickland DC Kasundra Ross Marcin Anyszkiewicz
Ricky Robinson Elizabeth moot1n Scott Fredrickson 仁 小野 kb714 Chris Gabriel Alvarado 哲 董 Fredrik Karlsson Tristan Lorius Purpose Architecture Władysław Pryszczarek Ashley Fayers plexlexia Daniel Tidemo
ALEX NAVARRO Table On Edward Didier Aerlebout Anton Sara Alan Jeffrey Olson Riccardo Colombo Gionea Alexandru Daniel philip sisk Daniel Richman Ieuan King Karri Haranko Autonomous Frontier
Thokozani Mahlanyane Shonn Effner 얍 얍얍 Oreo_tism Tiffany Edwards iaksdfg fodkg ressii Ioannis Athanasiadis Nicolò Caterina aureliana Khuthadzo Ratshilumela Grant Mckenney Tadin Brego Koji Tsukamoto
Rasool Abrahams The Entire Universe Dhruv Singh Tom Byrom Łukasz Majorczyk Niko Tuononen Pranshu Goyal Mr Malone OnPui 王庚 극단수작 Cédrick Maxime Wayne120 Omair Omari L Yuma Taesu Kristian
Skyzee's Studio Igor Sirotov Architects Teunis Woord Tinkering Monkey Stefan Devan Stolp Rylai Crestfall Josh Bishop xuchang jiang Hlynur G Asgeirsson Anonymous Axolotl Art Ov Nekromorph 正 明 Felix gogo
Joe Ford Simon Mana and Mayhem Abdelkouddouss ChengXi Yu Michael Wilson Amaury Faucon Njan Adenta Dar Brandon Belisle Karl-Heinz Köster Ghoulishlycool Jarle Styve DHFG name Håkan Fors nathan val drew
Spidey Jack Rao Vova Kubytskyi Cristian Vigliano Anthonycraig Eng Ahmed Noah Kollmannsberger Lutz Jude Matanguihan Tezuka ETM daraku Marcin Biernat LegoMilkMalik miaukenzie Alex Vo Andrew Horald Bartoldt
ttitim Tang sahin Ulises Maldonado Ben Carlisle Jake Messer Exacute3D Piotr Sztucki-Szewców 주호 정 Ethan Cohen Metix Winter Igor Rodriguez 朋弥 林 Hank Logsdon Elias Javier Garay Greg Miller Wonder Lizard588
Gliese 570 Wiola Miszczak Irina Олег Гладков 凌太 上村 hullin thierry Jackson L. Harri Myllynen Bojan Kostovic Owen Connor Gabriel Chvyrev Wixer Wasu Ju'Nior mrthethatone SketchedAnimationStudios
Daniel Larios-parra Pablo selvinsworld Payton Heniser Michael Hays Vae Bryan Kirkwood Worthington Creating Simpires Sigma Eta Matthias Carrick Sagida T Eddy Raik Remus APS Studio Yvonne Ott Menyhárt Marcell
Matthew Lowery MrIncognito Ed garas Realmwrights MikusMasquerade jorge R Ns Khaidu ryan jordan Gabriel Malmgren Dan Bojorquez Angulo Williem McWhorter Liam Tanaka Mahmoud Khetabi יניב חלה
Sladana Vukoja Tom Weijnjes jen Danarogon Streemer Eli Mason James Simpson Hollow_Jenza eje 지환 이 log luke harrison C Ray Delapaz Dmytro Noah Couallier Character34 indiiglo Javlonbek rajabbayev
Crewman 47 Isabelle Lamarque Michael Shimniok Jonathan Harris Andrea Lorenzo Mereghetti Nils Ringlstetter Osbiel Roque Arocha Rebecca Humza R Iqbal CombatNinja1269 laddc sellig64 Javier Radix N
Ariel Ilmari Kajava Brandon DeLauney Geoff Allen Kamran Kadirov MELUIP Store Alpha3 Spotty Spotty YQ TrixMix Julian Quintero julian reyes Nareon Alquiler PS5 Era Rerza bjgrimoari Caleb Mcmullen giovanni varani
Mackenzie KuroShi michael sierra Nameless Renders MMDCRAZED DivineXavier DEATHSTEED Cli4D vamsidhar reddy Jack Taylor Olov Melander James Barrie Bryant Price DEEPNOX Pen Michael Koschmieder pato dlgv
Wrinkly Blink Ruben Jesper Elling Onooka Kseniya Mesaland Winter Night Mert İyiiz forrobloxdev J. Brendan Elmore Octavia's Mesh Grove MinhazMurks Fxntxnile Eric Moyer qaylanuraya Derek Ray Waaagghh
Joshua Vincent Amar Declan Newell Javier Fernández Alegre julian silver Nomadic Astronaut Mark Vecchio dosuken0122 quagootle Hirokazu Yamakura enitzur Zephon Gil Bruvel Matthew Zaneski junior whitey
Jack John Will Makes Beats SupremeAhegao nori Marlise Launstein Vesperal Mind Milk Crate Richard Gallagher Firelegend Toby Meadows Tyler Huff Adam N'Diaye Gerardo Orozco Oskar Mendez NoGreatMystery
Bike Kefeli shiipi Arthur Lops Oliver Cromwell Tomer Meltser Luke Ridehalgh ADRIANO JONUS Timothy Montoya soda basket SANTIAGO SANTOS ESTRADA j_ edak Josue Uribe Anton Rubets Gui Ramalho Noah Patterson
Jomenikia Bennett Greene Peter Hale Nathaniel Roberts Mechrot elijah kenney J H Astone Massie Tobi Staerk milad tatar Thomas DHL Bryan Intindola Archman Billy Bob Evan C SHALIWA233 Stefan Jammertzheim
SpiSlu Joe Carlos Oscar Castillo bleached senko Lasse Leonhardsen 3darchstuffs Martin Wells Skittlq SquareIsNotCool Tobias אילון קשת Purple-H's Art Stuff Oliver Lemke Josh No No David Rogers MilkyBun
Eddie Benton Sam Biggins 윤구선 gupries on Instagram Cassie Bradley Savoy Wing Beehhhh112 imma zamora John Churchill TwinX Nhật Tiến Trần 승하 이 Facundo Lazzaro Stenz Filomeno Saraiva logan pratt
Mr.Misterio 400 Rhys lg Aki Jae TheMellowMelody Jack Ryan Brad Leikam Nasi Paru Bu Amin Jazmin Lang 宥任 陳 St Gooo Tang Daniel Jr Nicolas Hafner ylli kastrati gyomh adaktyl Belen Rubio Kiara Battle
Michelle Rothwell Miitshii Niki Shterev RussJones REBORN WITH A BROKEN SKILL ❤️ 复任 陳 Lloyd Collidge Lev Schwartz Jared Ross Jason Mault Elizabeth McCormick Julian S. Jakob Recknagel Luke willard Sascha Kohler
John Steger snail Russell Wilder Demerui Jace Perrodin Jeremy Ingram Pedro Xavier isaiah M lokjl Mike Wellfare ratman Lucas M. Morone WyvernLang Manny Morales Randal Falcone Der Le Meshal Alshammari